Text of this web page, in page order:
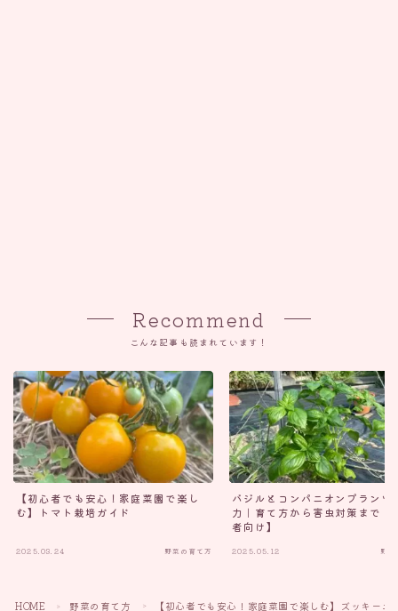
Recommend
こんな記事も読まれています！
【初心者でも安心！家庭菜園で楽し
む】トマト栽培ガイド
2025.03.24 野菜の育て方
バジルとコンパニオンプランツ
力｜育て方から害虫対策まで【
者向け】
2025.05.12 野
HOME ＞ 野菜の育て方 ＞ 【初心者でも安心！家庭菜園で楽しむ】ズッキーニ